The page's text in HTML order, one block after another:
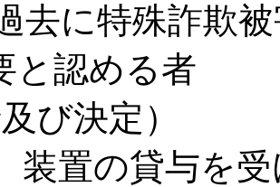
に特殊詐欺被
と認める者
び決定）
置の貸与を受